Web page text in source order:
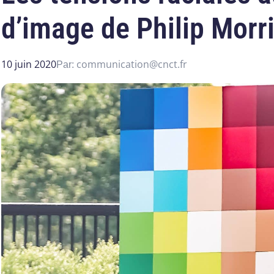
d’image de Philip
10 juin 2020Par: communication@cnct.fr